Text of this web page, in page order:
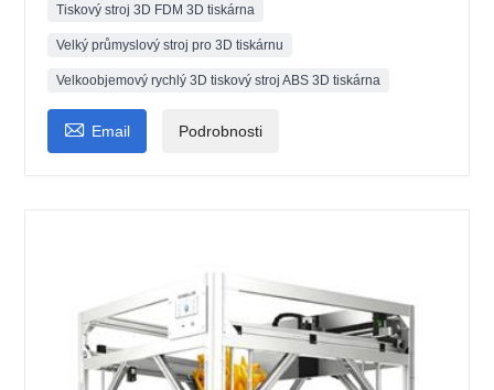
Tiskový stroj 3D FDM 3D tiskárna
Velký průmyslový stroj pro 3D tiskárnu
Velkoobjemový rychlý 3D tiskový stroj ABS 3D tiskárna
 Email Podrobnosti